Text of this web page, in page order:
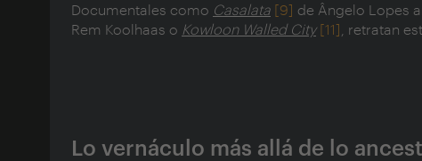
Documentales como Casalata [9] de Ângelo Lopes
Rem Koolhaas o Kowloon Walled City [11] , retratan
Lo vernáculo más allá de lo